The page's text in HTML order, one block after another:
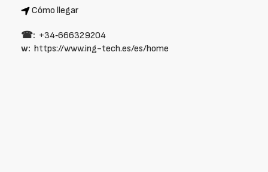
Cómo llegar
☎: +34‑666329204
w: https://www.ing-tech.es/es/home